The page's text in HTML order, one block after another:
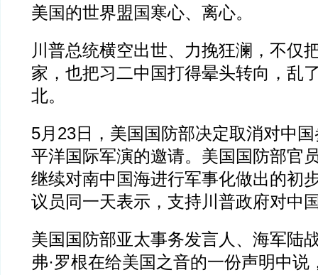
美国的世界盟国寒心、离心。
川普总统横空出世、力挽狂澜，不仅
家，也把习二中国打得晕头转向，乱
北。
5月23日，美国国防部决定取消对中
平洋国际军演的邀请。美国国防部官
继续对南中国海进行军事化做出的初
议员同一天表示，支持川普政府对中
美国国防部亚太事务发言人、海军陆
弗·罗根在给美国之音的一份声明中说